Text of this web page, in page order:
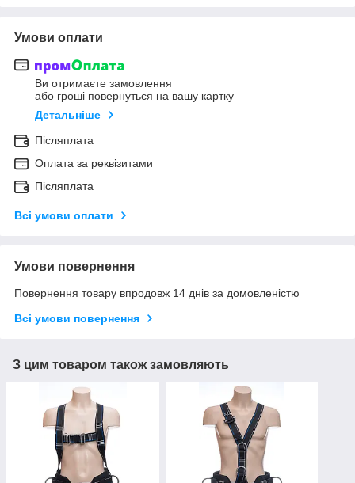
Умови оплати
Ви отримаєте замовлення
або гроші повернуться на вашу картку
Детальніше
Післяплата
Оплата за реквізитами
Післяплата
Всі умови оплати
Умови повернення
Повернення товару впродовж 14 днів за домовленістю
Всі умови повернення
З цим товаром також замовляють